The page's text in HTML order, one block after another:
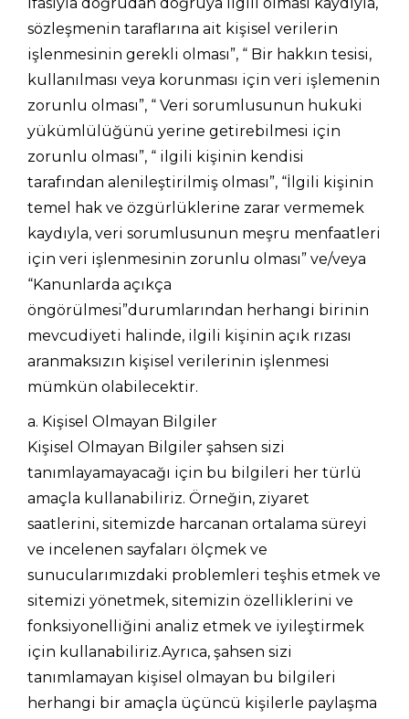
sözleşmenin taraflarına ait kişisel verilerin
işlenmesinin gerekli olması”, “ Bir hakkın tesisi,
kullanılması veya korunması için veri işlemenin
zorunlu olması”, “ Veri sorumlusunun hukuki
yükümlülüğünü yerine getirebilmesi için
zorunlu olması”, “ ilgili kişinin kendisi
tarafından alenileştirilmiş olması”, “İlgili kişinin
temel hak ve özgürlüklerine zarar vermemek
kaydıyla, veri sorumlusunun meşru menfaatleri
için veri işlenmesinin zorunlu olması” ve/veya
“Kanunlarda açıkça
öngörülmesi”durumlarından herhangi birinin
mevcudiyeti halinde, ilgili kişinin açık rızası
aranmaksızın kişisel verilerinin işlenmesi
mümkün olabilecektir.
a. Kişisel Olmayan Bilgiler
Kişisel Olmayan Bilgiler şahsen sizi
tanımlayamayacağı için bu bilgileri her türlü
amaçla kullanabiliriz. Örneğin, ziyaret
saatlerini, sitemizde harcanan ortalama süreyi
ve incelenen sayfaları ölçmek ve
sunucularımızdaki problemleri teşhis etmek ve
sitemizi yönetmek, sitemizin özelliklerini ve
fonksiyonelliğini analiz etmek ve iyileştirmek
için kullanabiliriz.Ayrıca, şahsen sizi
tanımlamayan kişisel olmayan bu bilgileri
herhangi bir amaçla üçüncü kişilerle paylaşma